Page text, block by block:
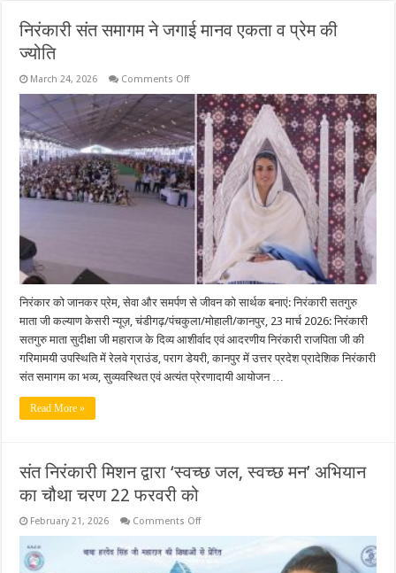
निरंकारी संत समागम ने जगाई मानव एकता व प्रेम की
ज्योति
March 24, 2026 Comments Offon
संत
समागम
ने
जगाई
मानव
एकता
व
प्रेम
की
ज्योति
निरंकार को जानकर प्रेम, सेवा और समर्पण से जीवन को सार्थक बनाएं: निरंकारी सतगुरु
माता जी कल्याण केसरी न्यूज़, चंडीगढ़/पंचकुला/मोहाली/कानपुर, 23 मार्च 2026: निरंकारी
सतगुरु माता सुदीक्षा जी महाराज के दिव्य आशीर्वाद एवं आदरणीय निरंकारी राजपिता जी की
गरिमामयी उपस्थिति में रेलवे ग्राउंड, पराग डेयरी, कानपुर में उत्तर प्रदेश प्रादेशिक निरंकारी
संत समागम का भव्य, सुव्यवस्थित एवं अत्यंत प्रेरणादायी आयोजन …
Read More »
संत निरंकारी मिशन द्वारा ‘स्वच्छ जल, स्वच्छ मन’ अभियान
का चौथा चरण 22 फरवरी को
February 21, 2026 Comments Offon
मिशन
द्वारा